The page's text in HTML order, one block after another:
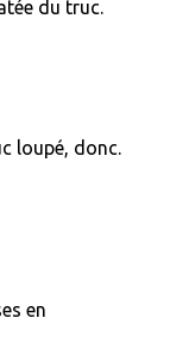
du truc.
loupé, donc.
en